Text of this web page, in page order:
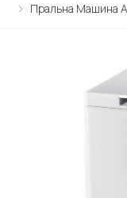
Пральна Машина